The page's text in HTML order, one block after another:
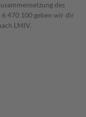
des
470 100 geben wir dir
LMIV.